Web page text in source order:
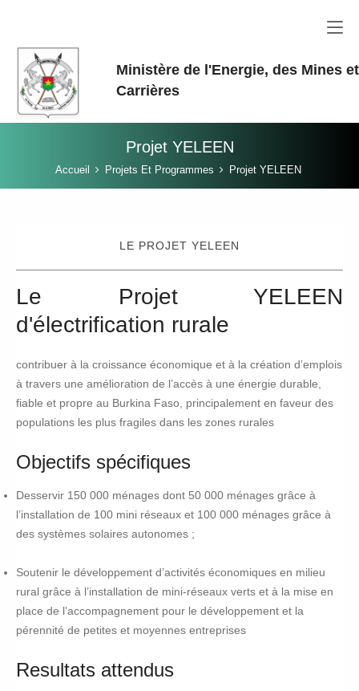
Ministère de l'Energie, des Mines
Carrières
Projet YELEEN
Vous êtes ici:
Accueil Projets Et Programmes Projet YELEEN
LE PROJET YELEEN
Le Projet YELEEN
d'électrification rurale
contribuer à la croissance économique et à la création d’emplois
à travers une amélioration de l’accès à une énergie durable,
fiable et propre au Burkina Faso, principalement en faveur des
populations les plus fragiles dans les zones rurales
Objectifs spécifiques
Desservir 150 000 ménages dont 50 000 ménages grâce à
l’installation de 100 mini réseaux et 100 000 ménages grâce à
des systèmes solaires autonomes ;
Soutenir le développement d’activités économiques en milieu
rural grâce à l’installation de mini-réseaux verts et à la mise en
place de l’accompagnement pour le développement et la
pérennité de petites et moyennes entreprises
Resultats attendus